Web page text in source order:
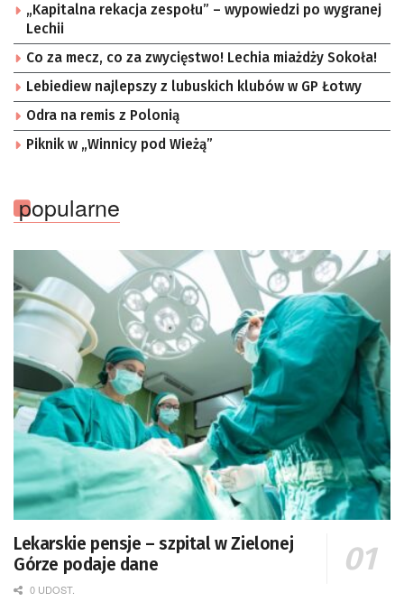
„Kapitalna rekacja zespołu” – wypowiedzi po wygranej
Lechii
Co za mecz, co za zwycięstwo! Lechia miażdży Sokoła!
Lebiediew najlepszy z lubuskich klubów w GP Łotwy
Odra na remis z Polonią
Piknik w „Winnicy pod Wieżą”
popularne
Lekarskie pensje – szpital w Zielonej
Górze podaje dane
0 UDOST.